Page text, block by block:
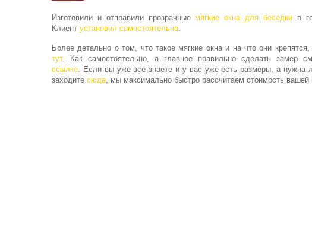
Изготовили и отправили прозрачныемягкие окна для беседки в
Клиент установил самостоятельно.
Более детально о том, что такое мягкие окна и на что они
тут. Как самостоятельно, а главное правильно сделать замер
ссылке. Если вы уже все знаете и у вас уже есть размеры, а нужна
заходите сюда, мы максимально быстро рассчитаем стоимость вашей